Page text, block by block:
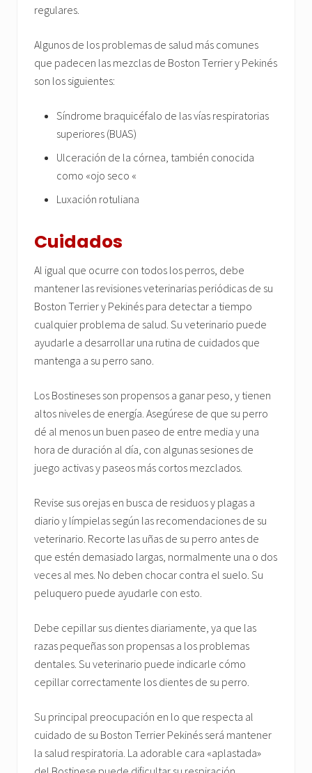
regulares.
Algunos de los problemas de salud más comunes
que padecen las mezclas de Boston Terrier y Pekinés
son los siguientes:
Síndrome braquicéfalo de las vías respiratorias
superiores (BUAS)
Ulceración de la córnea, también conocida
como «ojo seco «
Luxación rotuliana
Cuidados
Al igual que ocurre con todos los perros, debe
mantener las revisiones veterinarias periódicas de su
Boston Terrier y Pekinés para detectar a tiempo
cualquier problema de salud. Su veterinario puede
ayudarle a desarrollar una rutina de cuidados que
mantenga a su perro sano.
Los Bostineses son propensos a ganar peso, y tienen
altos niveles de energía. Asegúrese de que su perro
dé al menos un buen paseo de entre media y una
hora de duración al día, con algunas sesiones de
juego activas y paseos más cortos mezclados.
Revise sus orejas en busca de residuos y plagas a
diario y límpielas según las recomendaciones de su
veterinario. Recorte las uñas de su perro antes de
que estén demasiado largas, normalmente una o dos
veces al mes. No deben chocar contra el suelo. Su
peluquero puede ayudarle con esto.
Debe cepillar sus dientes diariamente, ya que las
razas pequeñas son propensas a los problemas
dentales. Su veterinario puede indicarle cómo
cepillar correctamente los dientes de su perro.
Su principal preocupación en lo que respecta al
cuidado de su Boston Terrier Pekinés será mantener
la salud respiratoria. La adorable cara «aplastada»